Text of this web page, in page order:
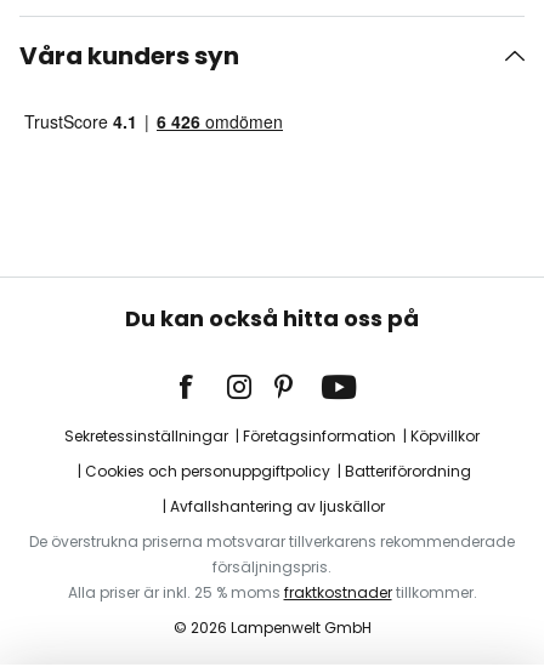
Våra kunders syn
Du kan också hitta oss på
Sekretessinställningar Företagsinformation
Köpvillkor
Cookies och personuppgiftpolicy
Batteriförordning
Avfallshantering av ljuskällor
De överstrukna priserna motsvarar tillverkarens rekommenderade
försäljningspris.
Alla priser är inkl. 25 % moms fraktkostnadertillkommer.
© 2026 Lampenwelt GmbH